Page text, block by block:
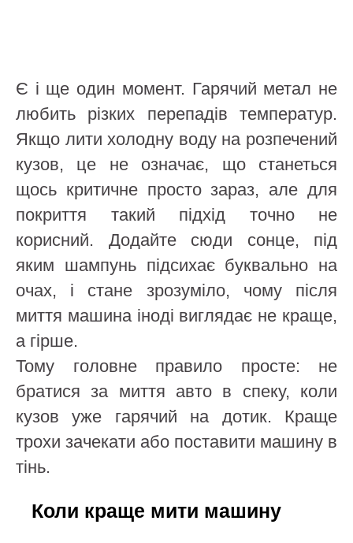
Є і ще один момент. Гарячий метал не
любить різких перепадів температур.
Якщо лити холодну воду на розпечений
кузов, це не означає, що станеться
щось критичне просто зараз, але для
покриття такий підхід точно не
корисний. Додайте сюди сонце, під
яким шампунь підсихає буквально на
очах, і стане зрозуміло, чому після
миття машина іноді виглядає не краще,
а гірше.
Тому головне правило просте: не
братися за миття авто в спеку, коли
кузов уже гарячий на дотик. Краще
трохи зачекати або поставити машину в
тінь.
Коли краще мити машину